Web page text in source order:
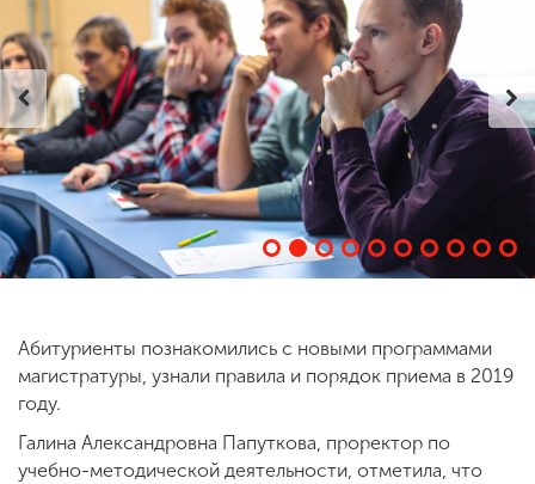
Сведения об
образовательной
организации
ENG SPN CHI
+7 (831) 262-26-20
Абитуриенты познакомились с новыми программами
магистратуры, узнали правила и порядок приема в 2019
году.
Галина Александровна Папуткова, проректор по
учебно-методической деятельности, отметила, что